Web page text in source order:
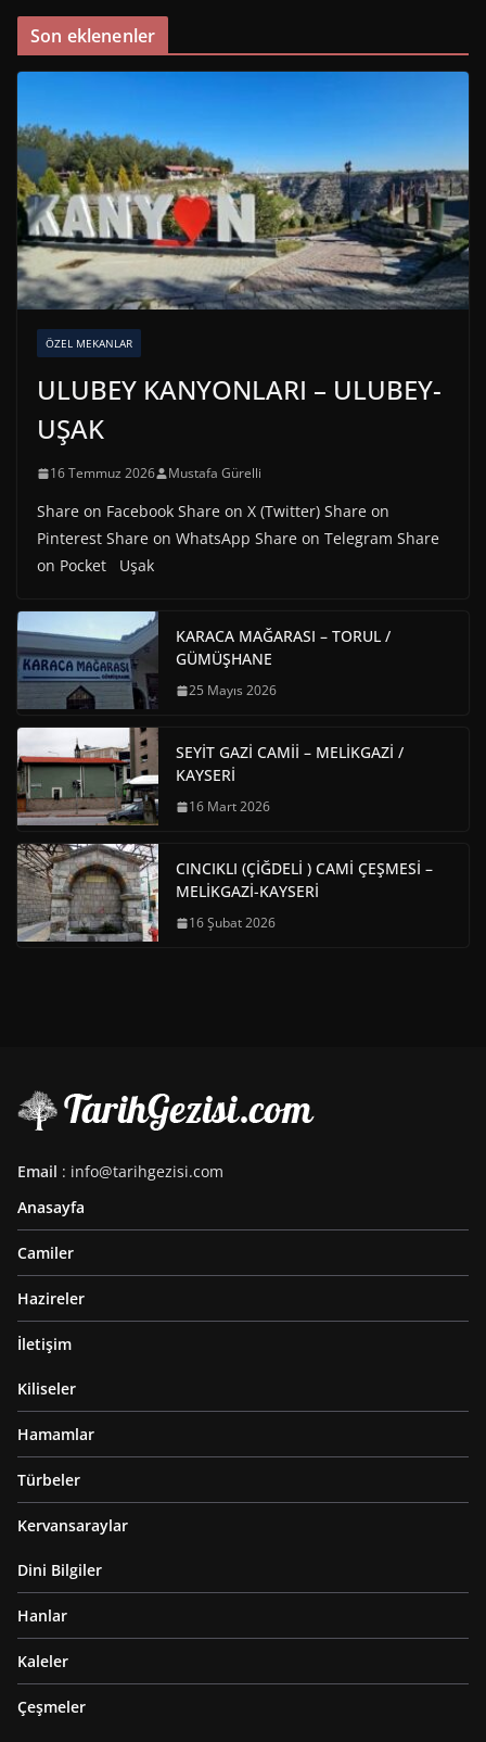
Son eklenenler
ÖZEL MEKANLAR
ULUBEY KANYONLARI – ULUBEY-
UŞAK
16 Temmuz 2026 Mustafa Gürelli
Share on Facebook Share on X (Twitter) Share on
Pinterest Share on WhatsApp Share on Telegram Share
on Pocket Uşak
KARACA MAĞARASI – TORUL /
GÜMÜŞHANE
25 Mayıs 2026
SEYİT GAZİ CAMİİ – MELİKGAZİ /
KAYSERİ
16 Mart 2026
CINCIKLI (ÇİĞDELİ ) CAMİ ÇEŞMESİ –
MELİKGAZİ-KAYSERİ
16 Şubat 2026
Email : info@tarihgezisi.com
Anasayfa
Camiler
Hazireler
İletişim
Kiliseler
Hamamlar
Türbeler
Kervansaraylar
Dini Bilgiler
Hanlar
Kaleler
Çeşmeler